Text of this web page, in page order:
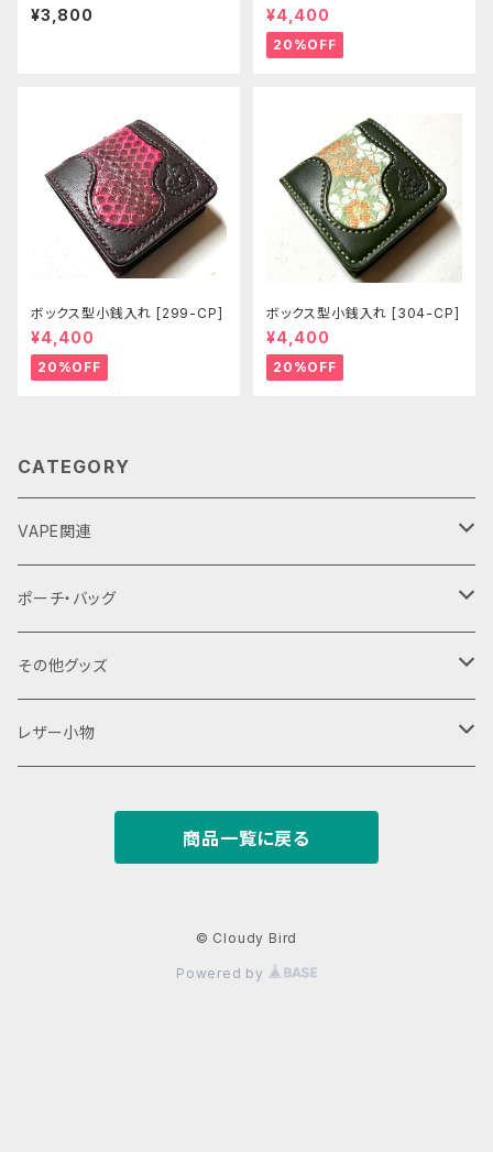
¥3,800 ¥4,400
20%OFF
ボックス型小銭入れ [299-CP]
¥4,400
20%OFF
ボックス型小銭入れ [304-CP]
¥4,400
20%OFF
CATEGORY
VAPE関連
バッテリーケース
18650用
18350用
VAPEデバイス用スリーブ・ケース
iStick Pico 75w
ポーチ・バッグ
ファスナーポーチ
L字ファスナーポーチ
巾着バッグ
その他グッズ
Tシャツ
レザー小物
商品一覧に戻る
© Cloudy Bird
Powered by